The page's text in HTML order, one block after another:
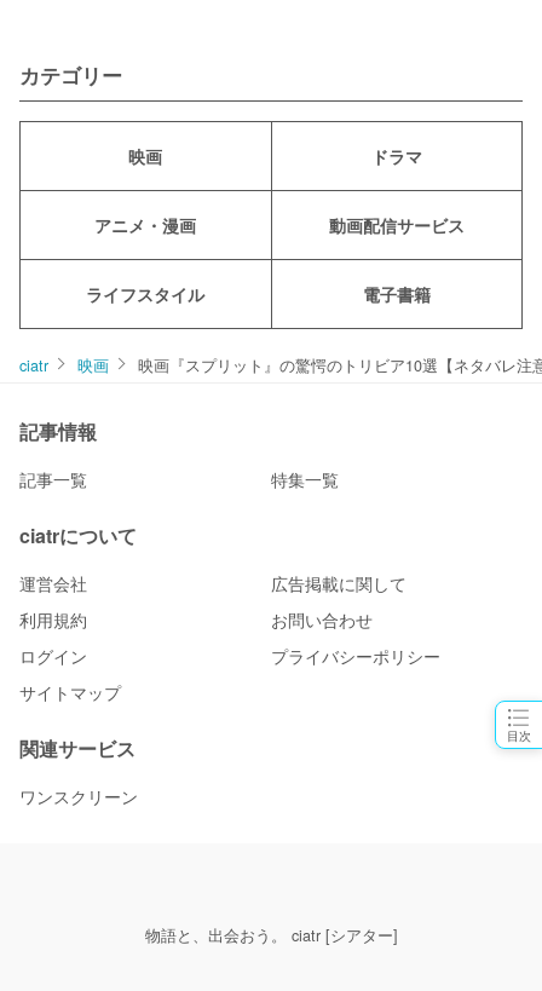
目次
カテゴリー
映画 ドラマ
アニメ・漫画 動画配信サービス
ライフスタイル 電子書籍
ciatr 映画 映画『スプリット』の驚愕のトリビア10選【ネタバレ注
記事情報
記事一覧 特集一覧
ciatrについて
運営会社
広告掲載に関して
利用規約
お問い合わせ
ログイン
プライバシーポリシー
サイトマップ
関連サービス
ワンスクリーン
物語と、出会おう。 ciatr [シアター]